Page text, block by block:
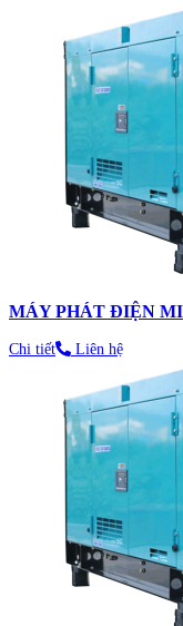
MÁY PHÁT ĐIỆN
Chi tiết Liên hệ